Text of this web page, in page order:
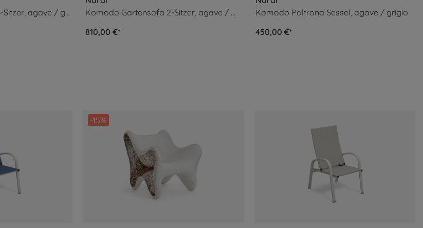
Komodo Gartensofa 3-Sitzer, agave / grigio
Komodo Gartensofa 2-Sitzer, agave / grigio
810,00 €*
Komodo Poltrona Sessel, agave / grigio
450,00 €*
-15%